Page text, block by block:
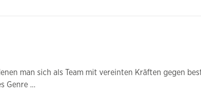
man sich als Team mit vereinten Kräften gegen
Genre …